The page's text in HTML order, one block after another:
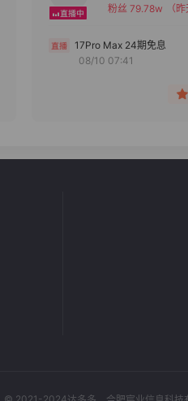
备注
分组
粉丝 79.78w
（
17Pro Max 24期免息
08/10 07:41